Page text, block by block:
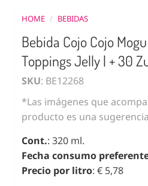
HOME / BEBIDAS
Bebida Cojo Cojo
Toppings Jelly | + 30
SKU: BE12268
*Las imágenes que
producto es una
Cont.: 320 ml.
Fecha consumo
Precio por litro: € 5,78